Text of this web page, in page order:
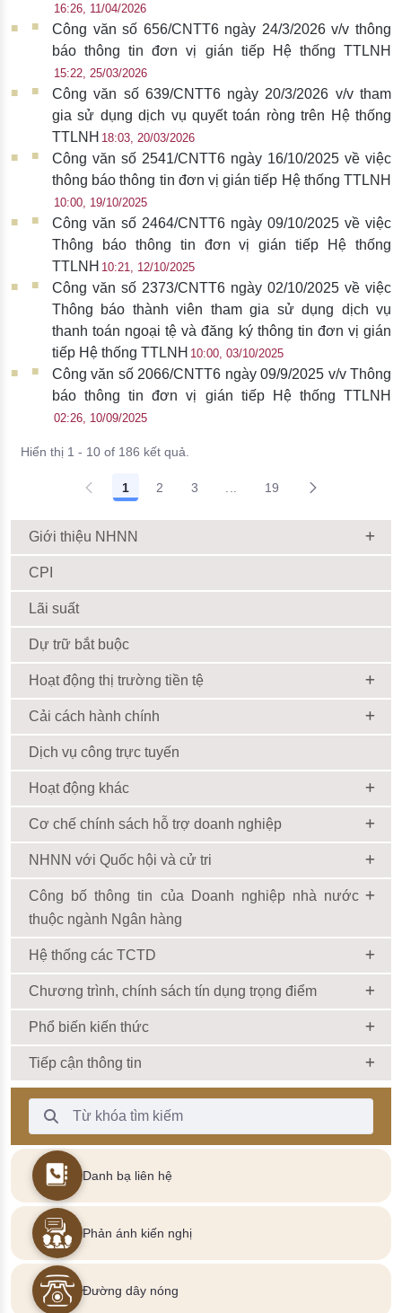
16:26, 11/04/2026
Công văn số 656/CNTT6 ngày 24/3/2026 v/v thông
báo thông tin đơn vị gián tiếp Hệ thống TTLNH
15:22, 25/03/2026
Công văn số 639/CNTT6 ngày 20/3/2026 v/v tham
gia sử dụng dịch vụ quyết toán ròng trên Hệ thống
TTLNH 18:03, 20/03/2026
Công văn số 2541/CNTT6 ngày 16/10/2025 về việc
thông báo thông tin đơn vị gián tiếp Hệ thống TTLNH
10:00, 19/10/2025
Công văn số 2464/CNTT6 ngày 09/10/2025 về việc
Thông báo thông tin đơn vị gián tiếp Hệ thống
TTLNH 10:21, 12/10/2025
Công văn số 2373/CNTT6 ngày 02/10/2025 về việc
Thông báo thành viên tham gia sử dụng dịch vụ
thanh toán ngoại tệ và đăng ký thông tin đơn vị gián
tiếp Hệ thống TTLNH 10:00, 03/10/2025
Công văn số 2066/CNTT6 ngày 09/9/2025 v/v Thông
báo thông tin đơn vị gián tiếp Hệ thống TTLNH
02:26, 10/09/2025
Hiển thị 1 - 10 of 186 kết quả.
1 2 3 19
Giới thiệu NHNN
CPI
Lãi suất
Dự trữ bắt buộc
Hoạt động thị trường tiền tệ
Cải cách hành chính
Dịch vụ công trực tuyến
Hoạt động khác
Cơ chế chính sách hỗ trợ doanh nghiệp
NHNN với Quốc hội và cử tri
Công bố thông tin của Doanh nghiệp nhà nước
thuộc ngành Ngân hàng
Hệ thống các TCTD
Chương trình, chính sách tín dụng trọng điểm
Phổ biến kiến thức
Tiếp cận thông tin
Thanh Tìm kiếm
Danh bạ liên hệ
Phản ánh kiến nghị
Đường dây nóng